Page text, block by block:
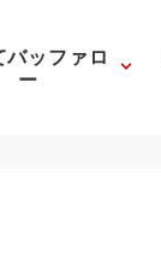
バッファロ
ー